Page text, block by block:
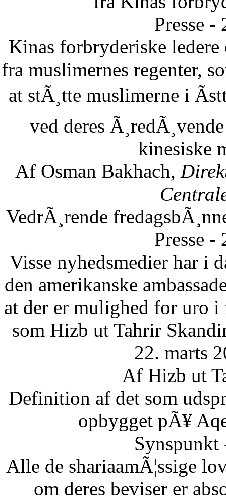
Presse -
Kinas forbryderiske ledere
fra muslimernes regenter,
at stÃ¸tte muslimerne i
ved deres
kinesiske
Af Osman Bakhach,
VedrÃ¸rende
Presse -
Visse nyhedsmedier har i
den amerikanske
at der er mulighed for uro i
som Hizb ut Tahrir
22. marts
Af Hizb ut
Definition af det som
opbygget pÃ¥
Synspunkt
Alle de shariaamÃ¦ssige
om deres beviser er